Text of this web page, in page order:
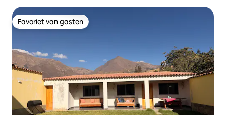
Favoriet van gasten
Favoriet van gasten